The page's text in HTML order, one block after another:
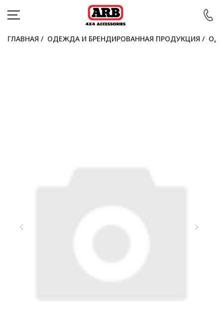
Войти
ГЛАВНАЯ / ОДЕЖДА И БРЕНДИРОВАННАЯ ПРОДУКЦИЯ /